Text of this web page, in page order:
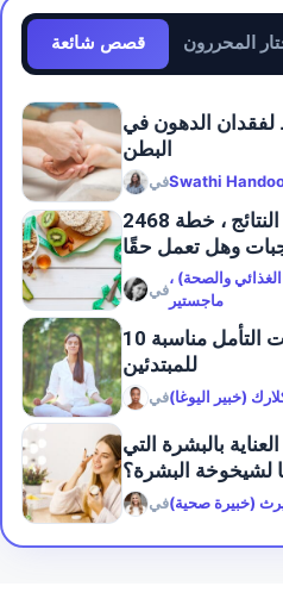
قصص شائعة المحررون
لفقدان الدهون في
البطن
في
2468 النظام الغذائي: النتائج ، خطة
وهل تعمل حقًا
في
الغذائي والصحة) ،
ماجستير
10 أنواع من تقنيات التأمل مناسبة
للمبتدئين
في
بالبشرة التي
لشيخوخة البشرة؟
في(خبيرة صحية)